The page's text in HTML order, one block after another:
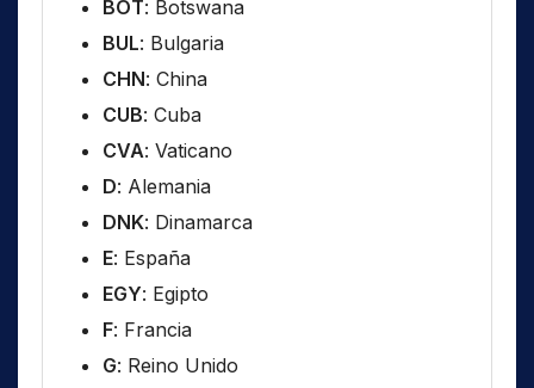
BOT: Botswana
BUL: Bulgaria
CHN: China
CUB: Cuba
CVA: Vaticano
D: Alemania
DNK: Dinamarca
E: España
EGY: Egipto
F: Francia
G: Reino Unido